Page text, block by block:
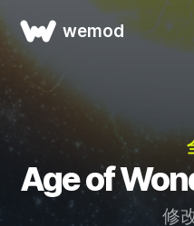
wemod
Age of
修